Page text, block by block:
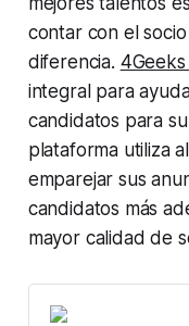
contar con el
diferencia.
integral para
candidatos para
plataforma utiliza
emparejar sus
candidatos más
mayor calidad de